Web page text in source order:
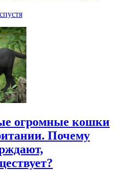
огромные кошки
Почему